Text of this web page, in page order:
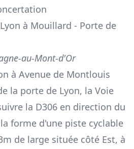
à Mouillard - Porte de
au-Mont-d'Or
à Avenue de Montlouis
la porte de Lyon, la Voie
la D306 en direction du
forme d'une piste cyclable
de large située côté Est, à